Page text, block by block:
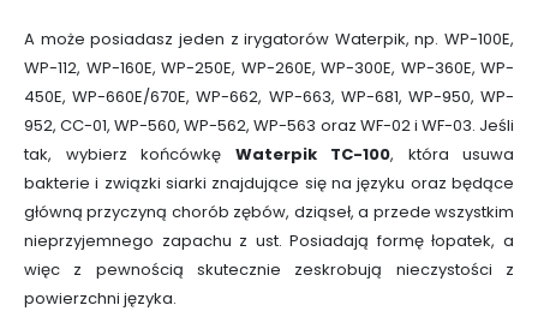
A może posiadasz jeden z irygatorów Waterpik, np. WP-100E,
WP-112, WP-160E, WP-250E, WP-260E, WP-300E, WP-360E, WP-
450E, WP-660E/670E, WP-662, WP-663, WP-681, WP-950, WP-
952, CC-01, WP-560, WP-562, WP-563 oraz WF-02 i WF-03. Jeśli
tak, wybierz końcówkę Waterpik TC-100, która usuwa
bakterie i związki siarki znajdujące się na języku oraz będące
główną przyczyną chorób zębów, dziąseł, a przede wszystkim
nieprzyjemnego zapachu z ust. Posiadają formę łopatek, a
więc z pewnością skutecznie zeskrobują nieczystości z
powierzchni języka.